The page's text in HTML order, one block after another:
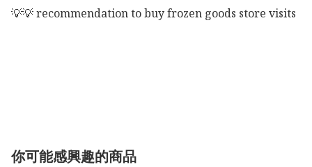
💡💡 recommendation to buy frozen goods store visits
你可能感興趣的商品